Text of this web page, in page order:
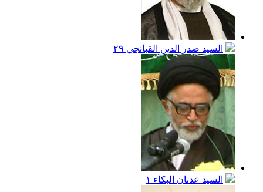
السيد صدر الدين القبانجي ٢٩
السيد عدنان البكاء ١